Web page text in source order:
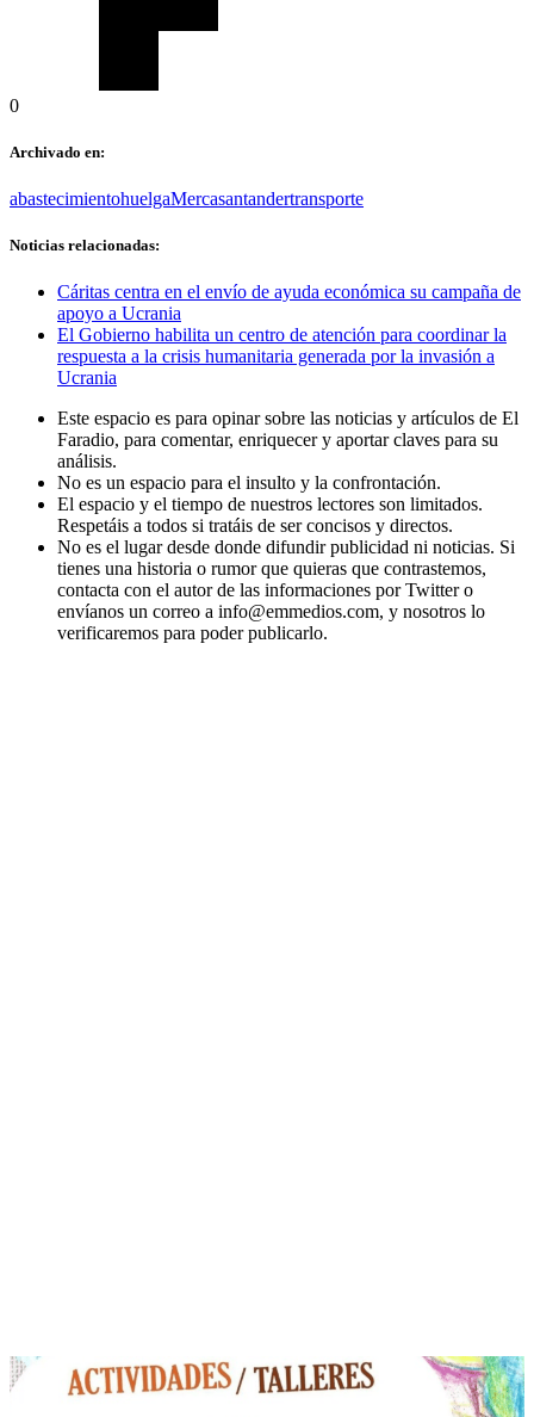
0
Archivado en:
abastecimientohuelgaMercasantandertransporte
Noticias relacionadas:
Cáritas centra en el envío de ayuda económica su campaña de
apoyo a Ucrania
El Gobierno habilita un centro de atención para coordinar la
respuesta a la crisis humanitaria generada por la invasión a
Ucrania
Este espacio es para opinar sobre las noticias y artículos de El
Faradio, para comentar, enriquecer y aportar claves para su
análisis.
No es un espacio para el insulto y la confrontación.
El espacio y el tiempo de nuestros lectores son limitados.
Respetáis a todos si tratáis de ser concisos y directos.
No es el lugar desde donde difundir publicidad ni noticias. Si
tienes una historia o rumor que quieras que contrastemos,
contacta con el autor de las informaciones por Twitter o
envíanos un correo a info@emmedios.com, y nosotros lo
verificaremos para poder publicarlo.